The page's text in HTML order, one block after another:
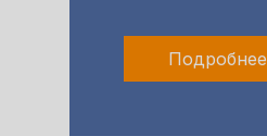
Подробнее